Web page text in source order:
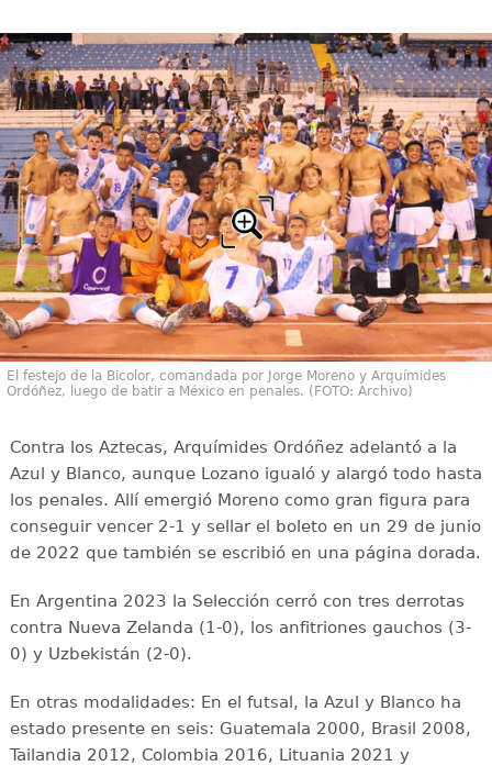
El festejo de la Bicolor, comandada por Jorge Moreno y Arquímides
Ordóñez, luego de batir a México en penales. (FOTO: Archivo)
Contra los Aztecas, Arquímides Ordóñez adelantó a la
Azul y Blanco, aunque Lozano igualó y alargó todo hasta
los penales. Allí emergió Moreno como gran figura para
conseguir vencer 2-1 y sellar el boleto en un 29 de junio
de 2022 que también se escribió en una página dorada.
En Argentina 2023 la Selección cerró con tres derrotas
contra Nueva Zelanda (1-0), los anfitriones gauchos (3-
0) y Uzbekistán (2-0).
En otras modalidades: En el futsal, la Azul y Blanco ha
estado presente en seis: Guatemala 2000, Brasil 2008,
Tailandia 2012, Colombia 2016, Lituania 2021 y